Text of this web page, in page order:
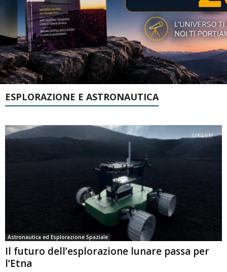
ESPLORAZIONE E ASTRONAUTICA
Astronautica ed Esplorazione Spaziale
Il futuro dell’esplorazione lunare passa per
l’Etna